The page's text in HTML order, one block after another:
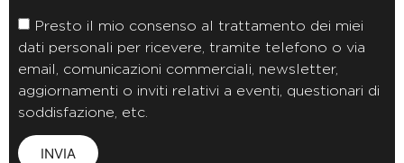
Presto il mio consenso al trattamento dei miei
dati personali per ricevere, tramite telefono o via
email, comunicazioni commerciali, newsletter,
aggiornamenti o inviti relativi a eventi, questionari di
soddisfazione, etc.
INVIA